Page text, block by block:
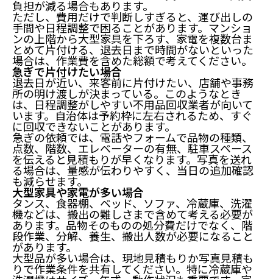
負担が減る場合もあります。
ただし、費用だけで判断しすぎると、運び出しの
手間や日程調整で困ることがあります。マンショ
ンの上階から大型家具を下ろす、家電を複数台ま
とめて片付ける、退去日まで時間がないといった
場合は、作業費を含めた総額で考えてください。
急ぎで片付けたい場合
退去日が近い、来客前に片付けたい、店舗や事務
所の明け渡しが決まっている。このようなとき
は、日程調整がしやすい不用品回収業者が向いて
います。自治体は予約枠に左右されるため、すぐ
に回収できないことがあります。
急ぎの依頼では、電話やフォームで品物の種類、
点数、階数、エレベーターの有無、駐車スペース
を伝えると見積もりが早くなります。写真を送れ
る場合は、量感が伝わりやすく、当日の追加確認
も減らせます。
大型家具や家電が多い場合
タンス、食器棚、ベッド、ソファ、冷蔵庫、洗濯
機などは、搬出の難しさまで含めて考える必要が
あります。品物そのものの処分費だけでなく、階
段作業、分解、養生、搬出人数が必要になること
があります。
大型品が多い場合は、現地見積もりか写真見積も
りで作業条件を共有してください。特に冷蔵庫や